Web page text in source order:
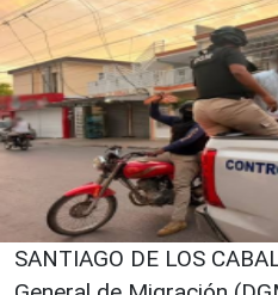
SANTIAGO DE LOS